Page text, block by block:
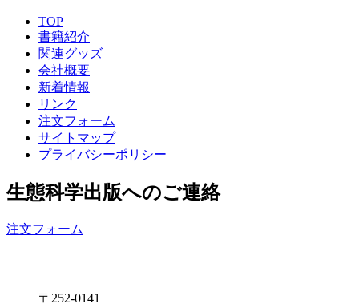
TOP
書籍紹介
関連グッズ
会社概要
新着情報
リンク
注文フォーム
サイトマップ
プライバシーポリシー
生態科学出版へのご連絡
注文フォーム
〒252-0141